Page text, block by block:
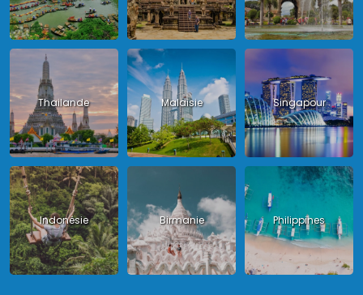
Thailande Malaisie Singapour
Indonésie Birmanie Philippines